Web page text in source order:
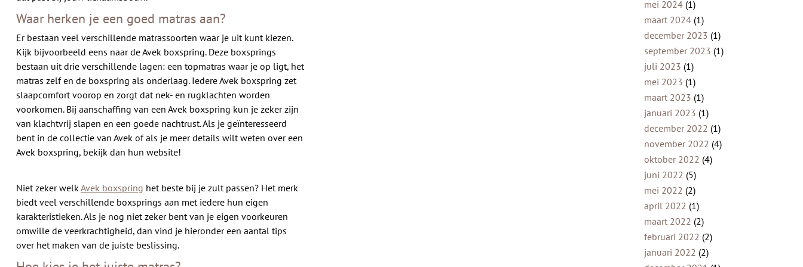
Waar herken je een goed matras aan?
Er bestaan veel verschillende matrassoorten waar je uit kunt kiezen.
Kijk bijvoorbeeld eens naar de Avek boxspring. Deze boxsprings
bestaan uit drie verschillende lagen: een topmatras waar je op ligt, het
matras zelf en de boxspring als onderlaag. Iedere Avek boxspring zet
slaapcomfort voorop en zorgt dat nek- en rugklachten worden
voorkomen. Bij aanschaffing van een Avek boxspring kun je zeker zijn
van klachtvrij slapen en een goede nachtrust. Als je geïnteresseerd
bent in de collectie van Avek of als je meer details wilt weten over een
Avek boxspring, bekijk dan hun website!
Niet zeker welkAvek boxspring het beste bij je zult passen? Het merk
biedt veel verschillende boxsprings aan met iedere hun eigen
karakteristieken. Als je nog niet zeker bent van je eigen voorkeuren
omwille de veerkrachtigheid, dan vind je hieronder een aantal tips
over het maken van de juiste beslissing.
mei 2024 (1)
maart 2024 (1)
december 2023 (1)
september 2023 (1)
juli 2023 (1)
mei 2023 (1)
maart 2023 (1)
januari 2023 (1)
december 2022 (1)
november 2022 (4)
oktober 2022 (4)
juni 2022 (5)
mei 2022 (2)
april 2022 (1)
maart 2022 (2)
februari 2022 (2)
januari 2022 (2)